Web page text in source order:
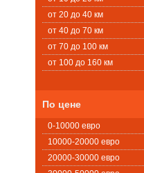
от 20 до 40 км
от 40 до 70 км
от 70 до 100 км
от 100 до 160 км
По цене
0-10000 евро
10000-20000 евро
20000-30000 евро